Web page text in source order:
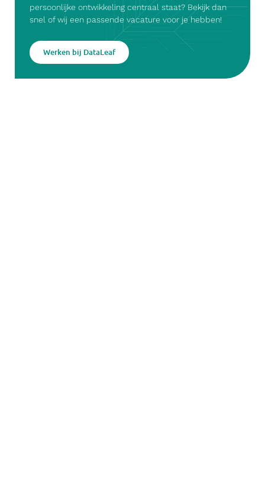
persoonlijke ontwikkeling centraal staat? Bekijk dan
snel of wij een passende vacature voor je hebben!
Werken bij DataLeaf